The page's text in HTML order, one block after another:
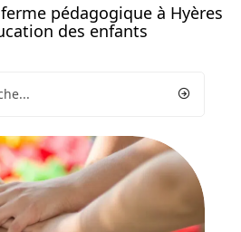
pédagogique à Hyères
des enfants